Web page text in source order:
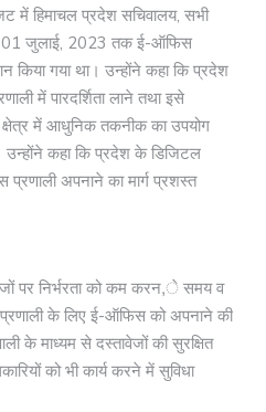
में हिमाचल प्रदेश सचिवालय, सभी
में 01 जुलाई, 2023 तक ई-ऑफिस
किया गया था। उन्होंने कहा कि प्रदेश
में पारदर्शिता लाने तथा इसे
क्षेत्र में आधुनिक तकनीक का उपयोग
उन्होंने कहा कि प्रदेश के डिजिटल
अपनाने का मार्ग प्रशस्त
पर निर्भरता को कम करन,े समय व
के लिए ई-ऑफिस को अपनाने की
के माध्यम से दस्तावेजों की सुरक्षित
को भी कार्य करने में सुविधा